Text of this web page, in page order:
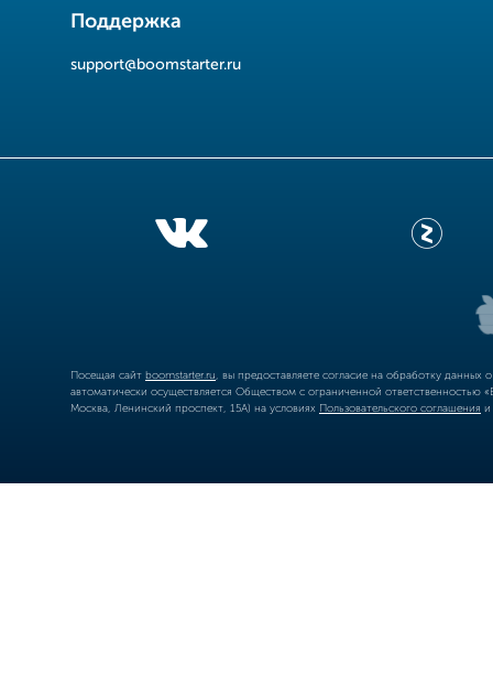
Поддержка
support@boomstarter.ru
Посещая сайт boomstarter.ru , вы предоставляете согласие на обработку
автоматически осуществляется Обществом с ограниченной
Москва, Ленинский проспект, 15А) на условиях Пользовательского соглашения и